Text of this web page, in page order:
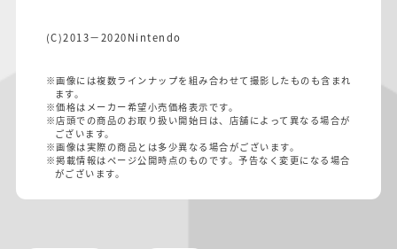
(C)2013－2020Nintendo
※画像には複数ラインナップを組み合わせて撮影したものも含まれ
ます。
※価格はメーカー希望小売価格表示です。
※店頭での商品のお取り扱い開始日は、店舗によって異なる場合が
ございます。
※画像は実際の商品とは多少異なる場合がございます。
※掲載情報はページ公開時点のものです。予告なく変更になる場合
がございます。